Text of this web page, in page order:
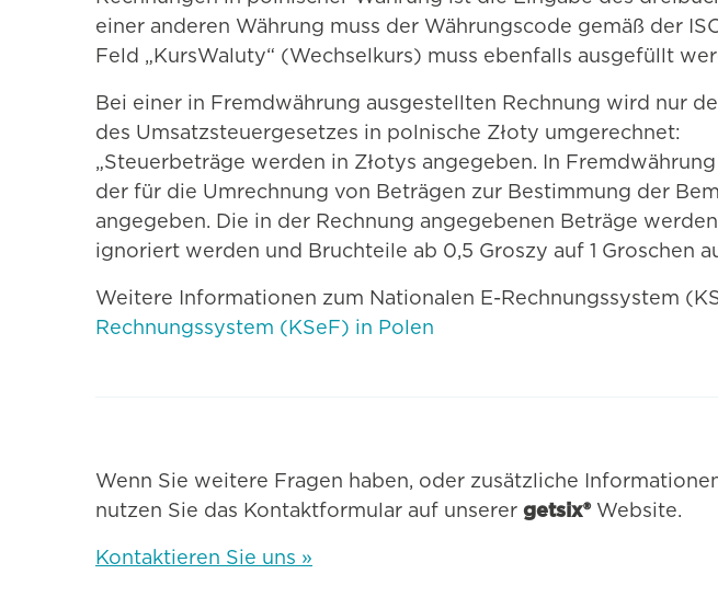
einer anderen Währung muss der Währungscode gemäß der
Feld „KursWaluty“ (Wechselkurs) muss ebenfalls ausgefüllt
Bei einer in Fremdwährung ausgestellten Rechnung wird nur
des Umsatzsteuergesetzes in polnische Złoty umgerechnet:
„Steuerbeträge werden in Złotys angegeben. In
der für die Umrechnung von Beträgen zur Bestimmung der
angegeben. Die in der Rechnung angegebenen Beträge
ignoriert werden und Bruchteile ab 0,5 Groszy auf 1 Groschen
Weitere Informationen zum Nationalen E-Rechnungssystem
Rechnungssystem (KSeF) in Polen
Wenn Sie weitere Fragen haben, oder zusätzliche
nutzen Sie das Kontaktformular auf unserer getsix®Website.
Kontaktieren Sie uns »